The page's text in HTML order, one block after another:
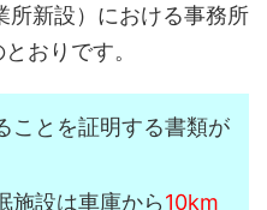
所新設）における事務所
おりです。
ことを証明する書類が
施設は車庫から10km